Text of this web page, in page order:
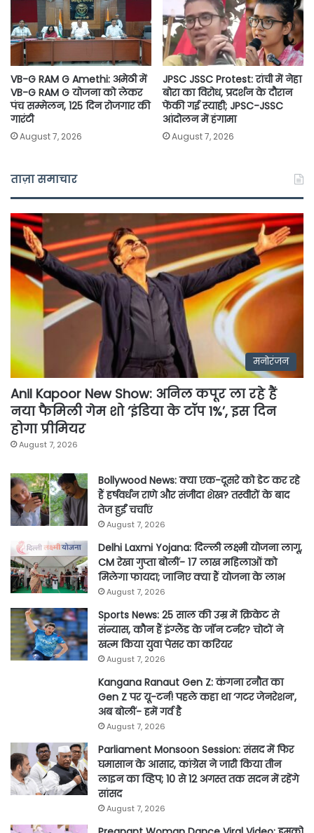
VB-G RAM G Amethi: अमेठी में
VB-G RAM G योजना को लेकर
पंच सम्मेलन, 125 दिन रोजगार की
गारंटी
August 7, 2026
JPSC JSSC Protest: रांची में नेहा
बोरा का विरोध, प्रदर्शन के दौरान
फेंकी गई स्याही; JPSC-JSSC
आंदोलन में हंगामा
August 7, 2026
ताज़ा समाचार
मनोरंजन
Anil Kapoor New Show: अनिल कपूर ला रहे हैं
नया फैमिली गेम शो ‘इंडिया के टॉप 1%’, इस दिन
होगा प्रीमियर
August 7, 2026
Bollywood News: क्या एक-दूसरे को डेट कर रहे
हैं हर्षवर्धन राणे और संजीदा शेख? तस्वीरों के बाद
तेज हुईं चर्चाएं
August 7, 2026
Delhi Laxmi Yojana: दिल्ली लक्ष्मी योजना लागू,
CM रेखा गुप्ता बोलीं- 17 लाख महिलाओं को
मिलेगा फायदा; जानिए क्या हैं योजना के लाभ
August 7, 2026
Sports News: 25 साल की उम्र में क्रिकेट से
संन्यास, कौन हैं इंग्लैंड के जॉन टर्नर? चोटों ने
खत्म किया युवा पेसर का करियर
August 7, 2026
Kangana Ranaut Gen Z: कंगना रनौत का
Gen Z पर यू-टर्न! पहले कहा था ‘गटर जेनरेशन’,
अब बोलीं- हमें गर्व है
August 7, 2026
Parliament Monsoon Session: संसद में फिर
घमासान के आसार, कांग्रेस ने जारी किया तीन
लाइन का व्हिप; 10 से 12 अगस्त तक सदन में रहेंगे
सांसद
August 7, 2026